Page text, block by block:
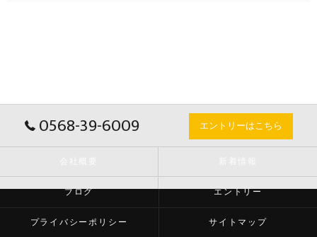
0568-39-6009 エントリーはこちら
ブログ エントリー
プライバシーポリシー サイトマップ